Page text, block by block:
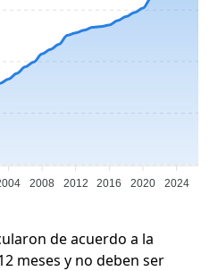
2008 2012 2016 2020 2024
de acuerdo a la
meses y no deben ser